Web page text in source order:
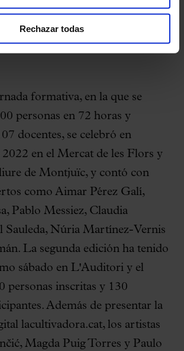
Rechazar todas
y artistas de primer
el poder de las artes y
útiles para aplicar en el
formativa, en la que se
personas en 72 horas y
docentes, se celebró en
en el Mercat de les Flors y
de Montjuïc, y contó con
como Aimar Pérez Galí,
Pablo Messiez, Claudia
Sauleda, Núria Martínez-Vernis
La segunda edición ha tenido
sábado en L'Auditori y el
personas inscritas y 130
Además de presentar la
lacultivadora.cat, los artistas
Magda Puig Torres y Paulo